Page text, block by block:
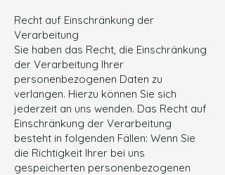
Recht auf Einschränkung der
Verarbeitung
Sie haben das Recht, die Einschränkung
der Verarbeitung Ihrer
personenbezogenen Daten zu
verlangen. Hierzu können Sie sich
jederzeit an uns wenden. Das Recht auf
Einschränkung der Verarbeitung
besteht in folgenden Fällen: Wenn Sie
die Richtigkeit Ihrer bei uns
gespeicherten personenbezogenen